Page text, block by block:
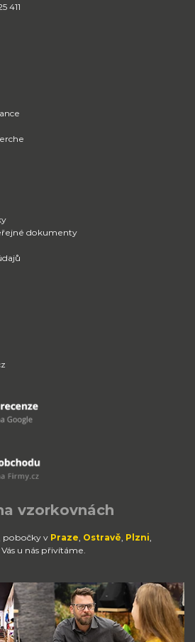
411
dokumenty
vzorkovnách
, pobočky v Praze Ostravě Plzni
Vás u nás přivítáme.